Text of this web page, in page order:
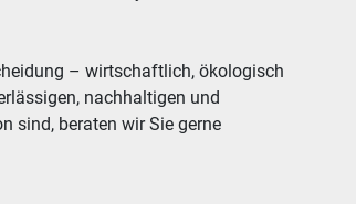
– wirtschaftlich, ökologisch
nachhaltigen und
sind, beraten wir Sie gerne